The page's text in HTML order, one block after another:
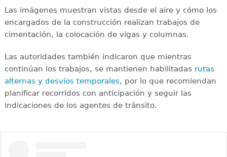
Las imágenes muestran vistas desde el aire y cómo los
encargados de la construcción realizan trabajos de
cimentación, la colocación de vigas y columnas.
Las autoridades también indicaron que mientras
continúan los trabajos, se mantienen habilitadas rutas
alternas y desvíos temporales, por lo que recomiendan
planificar recorridos con anticipación y seguir las
indicaciones de los agentes de tránsito.